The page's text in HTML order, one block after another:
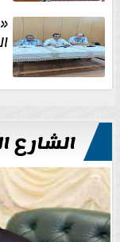
الشارع